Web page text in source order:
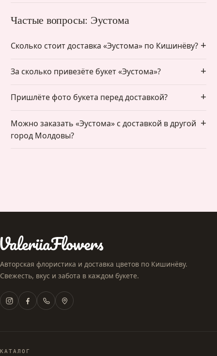
Частые вопросы: Эустома
Сколько стоит доставка «Эустома» по Кишинёву?
За сколько привезёте букет «Эустома»?
Пришлёте фото букета перед доставкой?
Можно заказать «Эустома» с доставкой в другой
город Молдовы?
Авторская флористика и доставка цветов по Кишинёву.
Свежесть, вкус и забота в каждом букете.
КАТАЛОГ